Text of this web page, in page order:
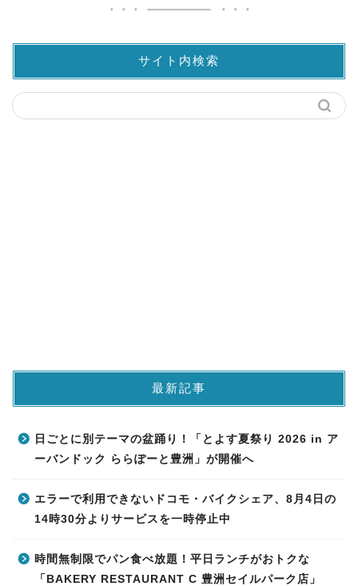
サイト内検索
最新記事
日ごとに別テーマの盆踊り！「とよす夏祭り 2026 in ア
ーバンドック ららぽーと豊洲」が開催へ
エラーで利用できないドコモ・バイクシェア、8月4日の
14時30分よりサービスを一時停止中
時間無制限でパン食べ放題！平日ランチがおトクな
「BAKERY RESTAURANT C 豊洲セイルパーク店」